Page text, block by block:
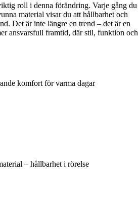
roll i denna förändring. Varje gång du
material visar du att hållbarhet och
Det är inte längre en trend – det är en
ansvarsfull framtid, där stil, funktion och
komfort för varma dagar
– hållbarhet i rörelse